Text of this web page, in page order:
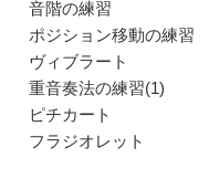
音階の練習
ポジション移動の練習
ヴィブラート
重音奏法の練習(1)
ピチカート
フラジオレット